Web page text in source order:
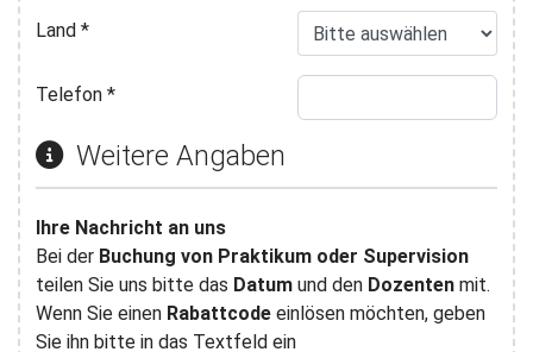
Land*
Telefon*
Weitere Angaben
Ihre Nachricht an uns
Bei der Buchung von Praktikum oder Supervision
teilen Sie uns bitte das Datum und den Dozentenmit.
Wenn Sie einen Rabattcodeeinlösen möchten, geben
Sie ihn bitte in das Textfeld ein